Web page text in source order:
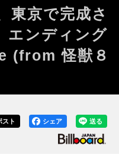
東京で完成さ
エンディング
(from 怪獣８
送る
シェア
スト